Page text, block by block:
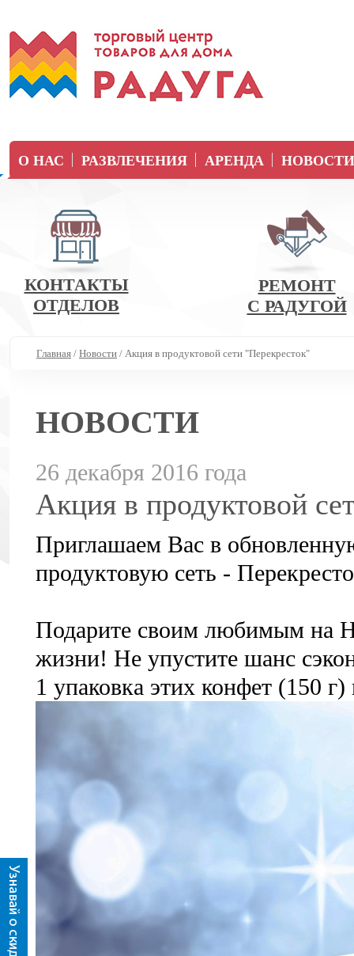
О НАС РАЗВЛЕЧЕНИЯ АРЕНДА НОВОСТИ
КОНТАКТЫ
ОТДЕЛОВ
РЕМОНТ
С РАДУГОЙ
Главная / Новости / Акция в продуктовой сети "Перекресток"
НОВОСТИ
26 декабря 2016 года
Акция в продуктовой
Приглашаем Вас в
продуктовую сеть -
Подарите своим любимым на
жизни! Не упустите шанс
1 упаковка этих конфет (150 г)